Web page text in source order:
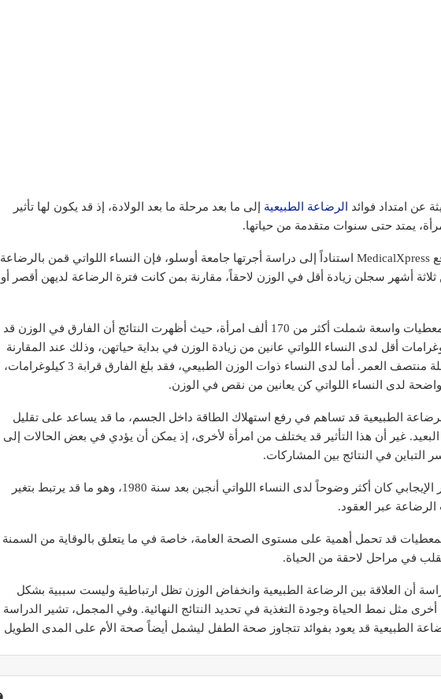
عن امتداد فوائد الرضاعة الطبيعية إلى ما بعد مرحلة ما بعد الولادة، إذ قد يكون لها تأثير
يمتد حتى سنوات متقدمة من حياتها.
وبحسب تقرير نشره موقع MedicalXpress استناداً إلى دراسة أجرتها جامعة أوسلو، فإن النساء اللواتي قمن بالرضاعة
ثلاثة أشهر سجلن زيادة أقل في الوزن لاحقاً، مقارنة بمن كانت فترة الرضاعة لديهن أقصر أو
واعتمدت الدراسة على معطيات واسعة شملت أكثر من 170 ألف امرأة، حيث أظهرت النتائج أن الفارق في الوزن قد
حوالي 6.5 كيلوغرامات أقل لدى النساء اللواتي عانين من زيادة الوزن في بداية حياتهن، وذلك عند المقارنة
بين مرحلة الشباب ومرحلة منتصف العمر. أما لدى النساء ذوات الوزن الطبيعي، فقد بلغ الفارق قرابة 3 كيلوغرامات،
لدى النساء اللواتي كن يعانين من نقص في الوزن.
الطبيعية قد تساهم في رفع استهلاك الطاقة داخل الجسم، ما قد يساعد على تقليل
غير أن هذا التأثير قد يختلف من امرأة لأخرى، إذ يمكن أن يؤدي في بعض الحالات إلى
التباين في النتائج بين المشاركات.
كما أبرزت النتائج أن الأثر الإيجابي كان أكثر وضوحاً لدى النساء اللواتي أنجبن بعد سنة 1980، وهو ما قد يرتبط بتغير
الرضاعة عبر العقود.
قد تحمل أهمية على مستوى الصحة العامة، خاصة في ما يتعلق بالوقاية من السمنة
في مراحل لاحقة من الحياة.
أن العلاقة بين الرضاعة الطبيعية وانخفاض الوزن تظل ارتباطية وليست سببية بشكل
مثل نمط الحياة وجودة التغذية في تحديد النتائج النهائية. وفي المجمل، تشير الدراسة
الطبيعية قد يعود بفوائد تتجاوز صحة الطفل ليشمل أيضاً صحة الأم على المدى الطويل